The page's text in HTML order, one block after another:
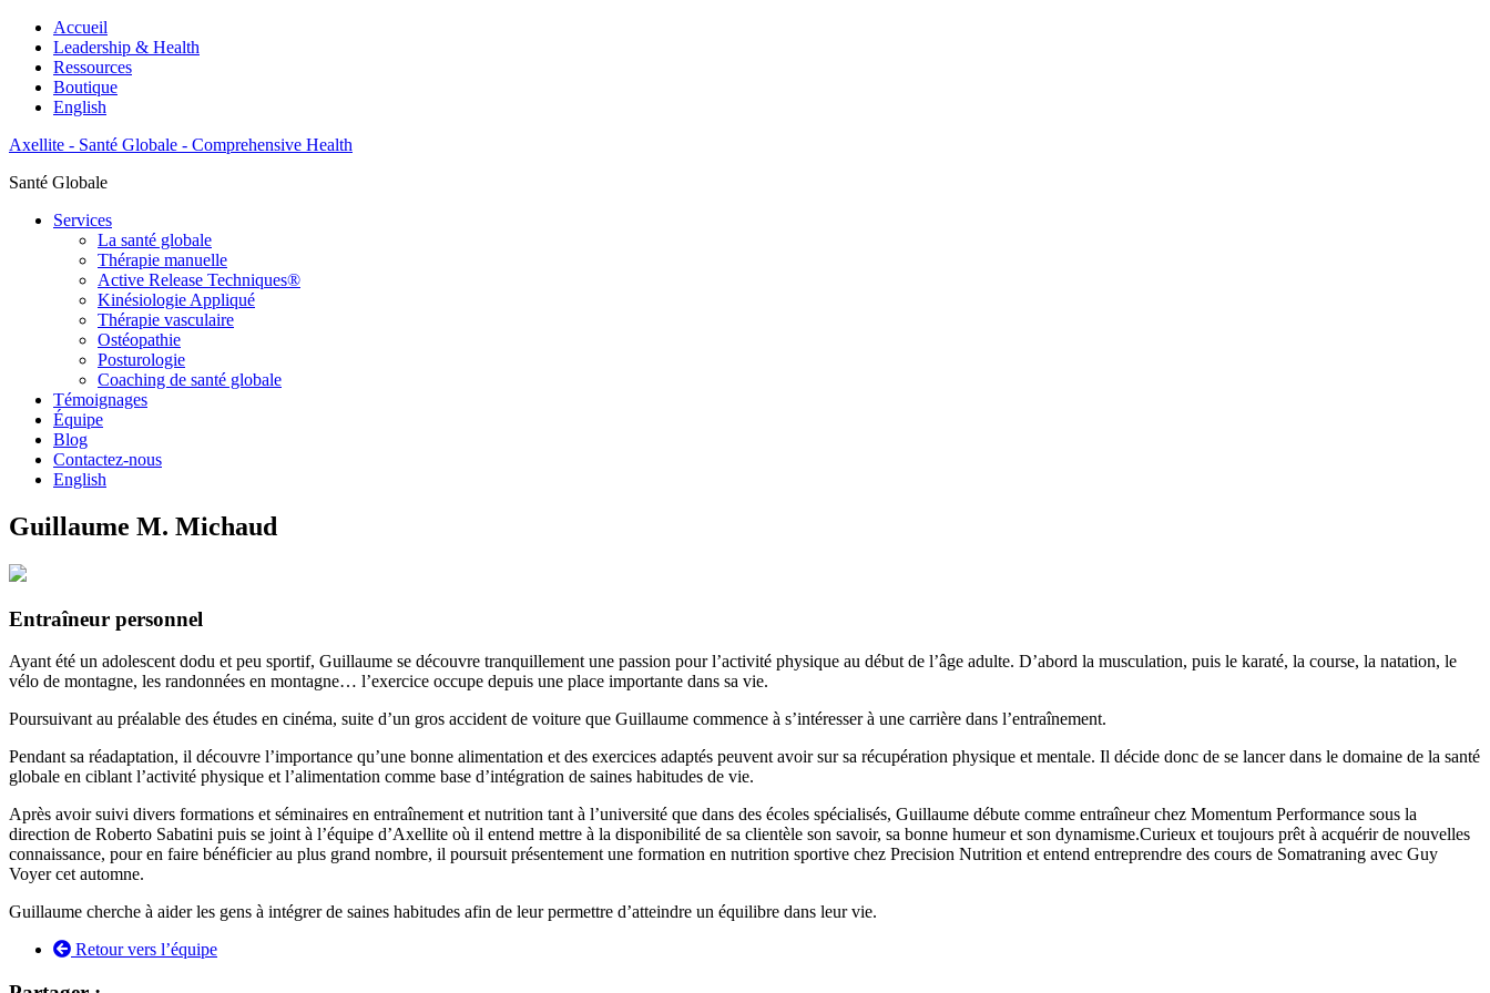
Accueil
Leadership & Health
Ressources
Boutique
English
Axellite - Santé Globale - Comprehensive Health
Santé Globale
Services
La santé globale
Thérapie manuelle
Active Release Techniques®
Kinésiologie Appliqué
Thérapie vasculaire
Ostéopathie
Posturologie
Coaching de santé globale
Témoignages
Équipe
Blog
Contactez-nous
English
Guillaume M. Michaud
Entraîneur personnel
Ayant été un adolescent dodu et peu sportif, Guillaume se découvre tranquillement une passion pour l’activité physique au début de l’âge adulte. D’abord la musculation, puis le karaté, la course, la natation, le
vélo de montagne, les randonnées en montagne… l’exercice occupe depuis une place importante dans sa vie.
Poursuivant au préalable des études en cinéma, suite d’un gros accident de voiture que Guillaume commence à s’intéresser à une carrière dans l’entraînement.
Pendant sa réadaptation, il découvre l’importance qu’une bonne alimentation et des exercices adaptés peuvent avoir sur sa récupération physique et mentale. Il décide donc de se lancer dans le domaine de la santé
globale en ciblant l’activité physique et l’alimentation comme base d’intégration de saines habitudes de vie.
Après avoir suivi divers formations et séminaires en entraînement et nutrition tant à l’université que dans des écoles spécialisés, Guillaume débute comme entraîneur chez Momentum Performance sous la
direction de Roberto Sabatini puis se joint à l’équipe d’Axellite où il entend mettre à la disponibilité de sa clientèle son savoir, sa bonne humeur et son dynamisme.Curieux et toujours prêt à acquérir de nouvelles
connaissance, pour en faire bénéficier au plus grand nombre, il poursuit présentement une formation en nutrition sportive chez Precision Nutrition et entend entreprendre des cours de Somatraning avec Guy
Voyer cet automne.
Guillaume cherche à aider les gens à intégrer de saines habitudes afin de leur permettre d’atteindre un équilibre dans leur vie.
Retour vers l’équipe